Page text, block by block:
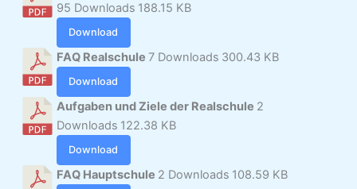
95 Downloads 188.15 KB
Download
FAQ Realschule 7 Downloads 300.43 KB
Download
Aufgaben und Ziele der Realschule 2
Downloads 122.38 KB
Download
FAQ Hauptschule 2 Downloads 108.59 KB